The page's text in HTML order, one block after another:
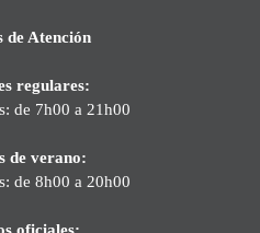
Atención
regulares:
de 7h00 a 21h00
de verano:
de 8h00 a 20h00
oficiales: